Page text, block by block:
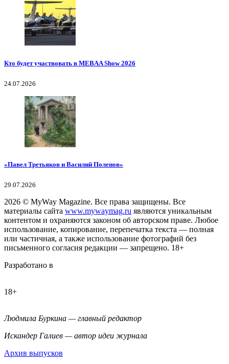
Кто будет участвовать в MEBAA Show 2026
24.07.2026
«Павел Третьяков и Василий Поленов»
29.07.2026
2026 © MyWay Magazine. Все права защищены. Все
материалы сайта www.mywaymag.ru являются уникальным
контентом и охраняются законом об авторском праве. Любое
использование, копирование, перепечатка текста — полная
или частичная, а также использование фотографий без
письменного согласия редакции — запрещено. 18+
Разработано в
18+
Людмила Буркина — главный редактор
Искандер Галиев — автор идеи журнала
Архив выпусков